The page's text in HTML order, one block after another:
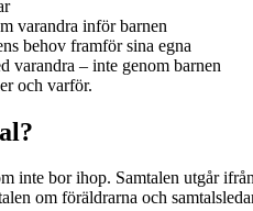
varandra inför barnen
behov framför sina egna
varandra – inte genom barnen
och varför.
inte bor ihop. Samtalen utgår
om föräldrarna och